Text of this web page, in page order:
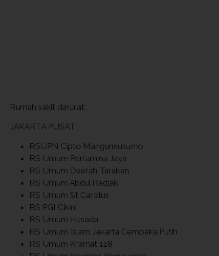
Rumah sakit darurat:
JAKARTA PUSAT
RSUPN Cipto Mangunkusumo
RS Umum Pertamina Jaya
RS Umum Daerah Tarakan
RS Umum Abdul Radjak
RS Umum St Carolus
RS PGI Cikini
RS Umum Husada
RS Umum Islam Jakarta Cempaka Putih
RS Umum Kramat 128